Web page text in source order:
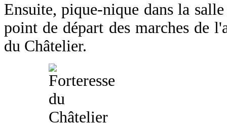
Ensuite, pique-nique dans la
point de départ des marches de
du Châtelier.